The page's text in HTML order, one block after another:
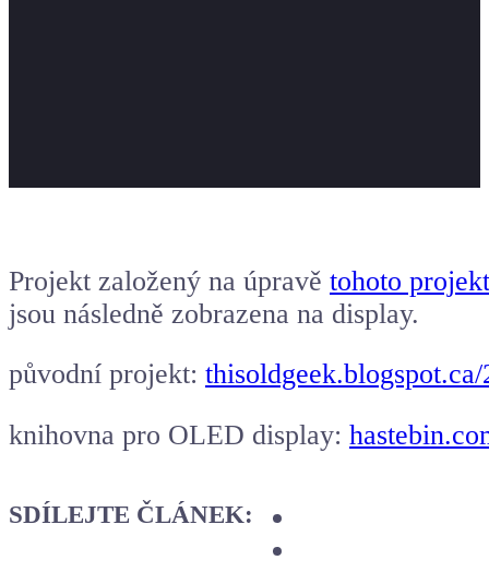
Projekt založený na úpravě tohoto
jsou následně zobrazena na display.
původní projekt:
knihovna pro OLED display:
SDÍLEJTE ČLÁNEK: